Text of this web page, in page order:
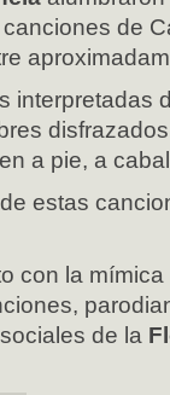
de
interpretadas
a pie, a
estas
con la
de la